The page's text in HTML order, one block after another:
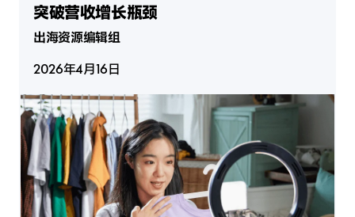
突破营收增长瓶颈
出海资源编辑组
2026年4月16日